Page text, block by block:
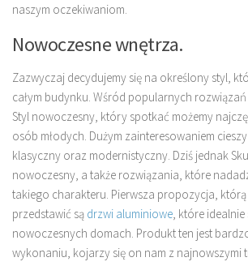
naszym oczekiwaniom.
Nowoczesne wnętrza.
Zazwyczaj decydujemy się na określony styl,
całym budynku. Wśród popularnych
Styl nowoczesny, który spotkać możemy
osób młodych. Dużym zainteresowaniem
klasyczny oraz modernistyczny. Dziś jednak
nowoczesny, a także rozwiązania, które
takiego charakteru. Pierwsza propozycja, którą
przedstawić są drzwi aluminiowe , które
nowoczesnych domach. Produkt ten jest
wykonaniu, kojarzy się on nam z najnowszymi